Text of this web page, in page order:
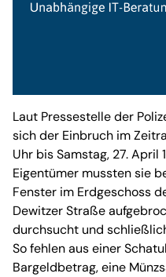
Laut Pressestelle der
sich der Einbruch im
Uhr bis Samstag, 27. April
Eigentümer mussten sie
Fenster im Erdgeschoss
Dewitzer Straße
durchsucht und
So fehlen aus einer
Bargeldbetrag, eine